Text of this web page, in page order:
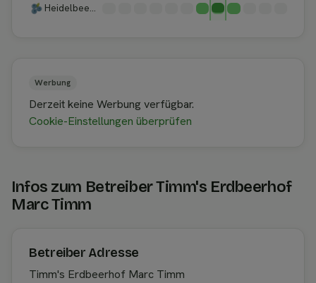
Heidelbeeren
Werbung
Derzeit keine Werbung verfügbar.
Cookie-Einstellungen überprüfen
Infos zum Betreiber Timm's Erdbeerhof
Marc Timm
Betreiber Adresse
Timm's Erdbeerhof Marc Timm